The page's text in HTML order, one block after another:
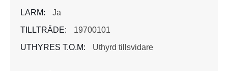
LARM:
Ja
TILLTRÄDE:
19700101
UTHYRES T.O.M:
Uthyrd tillsvidare